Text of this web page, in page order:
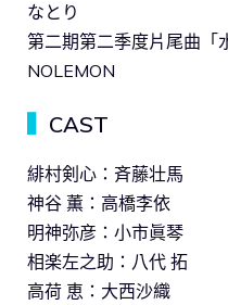
なとり
第二期第二季度片尾曲「
NOLEMON
CAST
緋村剣心：斉藤壮馬
神谷 薫：高橋李依
明神弥彦：小市眞琴
相楽左之助：八代 拓
高荷 恵：大西沙織